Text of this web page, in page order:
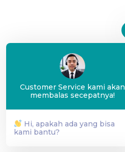
Customer Service kami akan
membalas secepatnya!
Hi, apakah ada yang bisa
kami bantu?